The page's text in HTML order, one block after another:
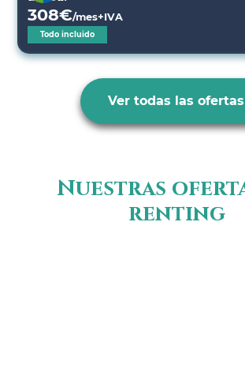
308€/mes+IVA
Todo incluido
Ver todas las ofertas
Nuestras
renting